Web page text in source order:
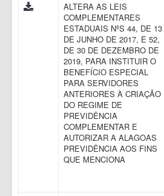
ALTERA AS LEIS
COMPLEMENTARES
ESTADUAIS NºS 44, DE 13
DE JUNHO DE 2017, E 52,
DE 30 DE DEZEMBRO DE
2019, PARA INSTITUIR O
BENEFÍCIO ESPECIAL
PARA SERVIDORES
ANTERIORES À CRIAÇÃO
DO REGIME DE
PREVIDÊNCIA
COMPLEMENTAR E
AUTORIZAR A ALAGOAS
PREVIDÊNCIA AOS FINS
QUE MENCIONA